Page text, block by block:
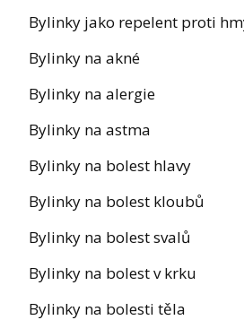
Bylinky jako repelent proti
Bylinky na akné
Bylinky na alergie
Bylinky na astma
Bylinky na bolest hlavy
Bylinky na bolest kloubů
Bylinky na bolest svalů
Bylinky na bolest v krku
Bylinky na bolesti těla